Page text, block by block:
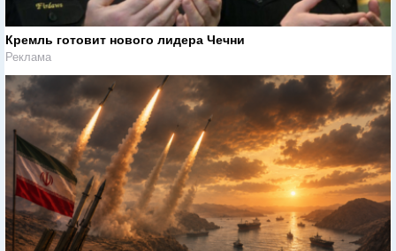
Кремль готовит нового лидера Чечни
Реклама